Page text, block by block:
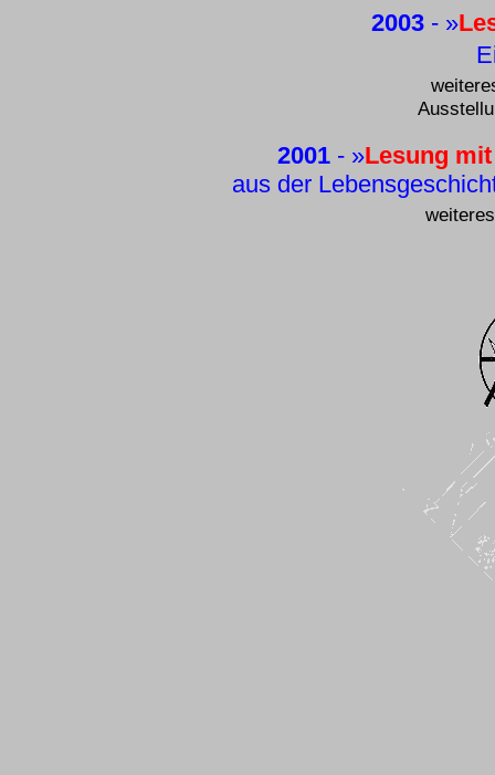
2003-»
2001 - »Lesung
aus der